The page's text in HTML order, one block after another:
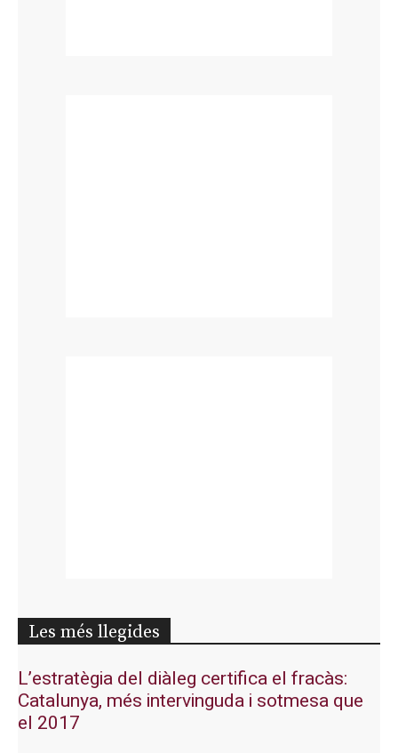
Les més llegides
L’estratègia del diàleg certifica el fracàs:
Catalunya, més intervinguda i sotmesa que
el 2017